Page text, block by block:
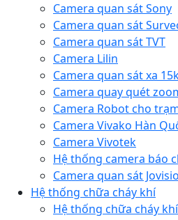
Camera quan sát Sony
Camera quan sát
Camera quan sát TVT
Camera Lilin
Camera quan sát xa
Camera quay quét
Camera Robot cho
Camera Vivako Hàn
Camera Vivotek
Hệ thống camera báo
Camera quan sát
Hệ thống chữa cháy khí
Hệ thống chữa cháy